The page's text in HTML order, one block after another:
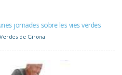
jornades sobre les vies verdes
de Girona